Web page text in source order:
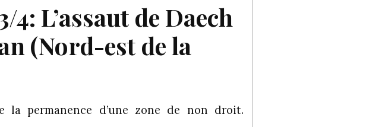
L’assaut de Daech
(Nord-est de la
la permanence d’une zone de non droit.